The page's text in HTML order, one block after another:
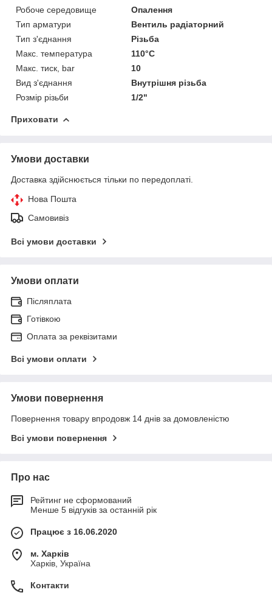
Робоче середовище
Опалення
Тип арматури
Вентиль радіаторний
Тип з'єднання
Різьба
Макс. температура
110°С
Макс. тиск, bar
10
Вид з'єднання
Внутрішня різьба
Розмір різьби
1/2"
Приховати
Умови доставки
Доставка здійснюється тільки по передоплаті.
Нова Пошта
Самовивіз
Всі умови доставки
Умови оплати
Післяплата
Готівкою
Оплата за реквізитами
Всі умови оплати
Умови повернення
Повернення товару впродовж 14 днів за домовленістю
Всі умови повернення
Про нас
Рейтинг не сформований
Менше 5 відгуків за останній рік
Працює з 16.06.2020
м. Харків
Харків, Україна
Контакти